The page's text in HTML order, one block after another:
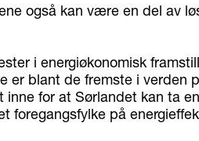
også kan være en del av
i energiøkonomisk
er blant de fremste i verden
inne for at Sørlandet kan ta
foregangsfylke på